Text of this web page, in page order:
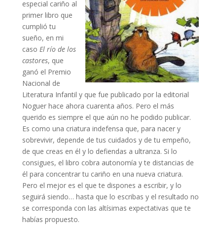
especial cariño al
primer libro que
cumplió tu
sueño, en mi
caso El río de los
castores, que
ganó el Premio
Nacional de
Literatura Infantil y que fue publicado por la editorial
Noguer hace ahora cuarenta años. Pero el más
querido es siempre el que aún no he podido publicar.
Es como una criatura indefensa que, para nacer y
sobrevivir, depende de tus cuidados y de tu empeño,
de que creas en él y lo defiendas a ultranza. Si lo
consigues, el libro cobra autonomía y te distancias de
él para concentrar tu cariño en una nueva criatura.
Pero el mejor es el que te dispones a escribir, y lo
seguirá siendo… hasta que lo escribas y el resultado no
se corresponda con las altísimas expectativas que te
habías propuesto.